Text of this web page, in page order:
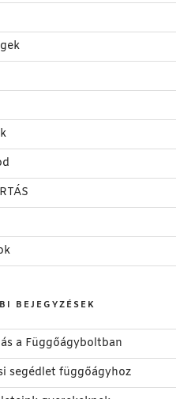
BEJEGYZÉSEK
a Függőágyboltban
segédlet függőágyhoz